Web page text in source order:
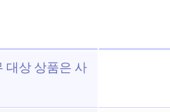
대상 상품은 사